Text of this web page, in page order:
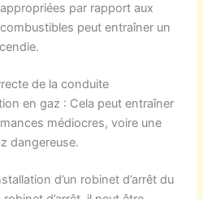
par rapport aux
peut entraîner un
de la conduite
en gaz : Cela peut entraîner
médiocres, voire une
dangereuse.
d’un robinet d’arrêt du